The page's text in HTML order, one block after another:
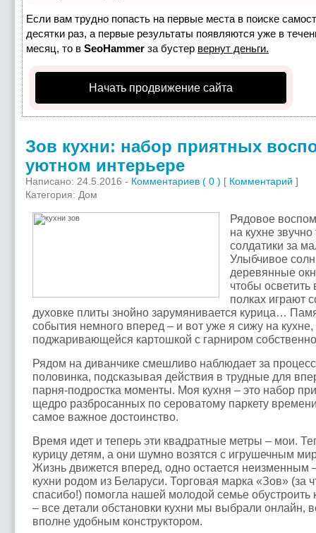
Если вам трудно попасть на первые места в поиске
десятки раз, а первые результаты появляются уже в
месяц, то в SeoHammer за бустер вернут деньги.
Начать продвижение сайта
Зов кухни: набор приятных
уютном интерьере
Написано: 24.5.2016 - Комментариев ( 0 ) [ Комментарий ]
Категория: Дом
Рядовое
на кухне
солдатики за
Улыбчивое
деревянные
чтобы
полках играют
духовке плиты знойно зарумянивается курица…
события немного вперед – и вот уже я сижу на
поджаривающейся картошкой с гарниром
Рядом на диванчике смешливо наблюдает за
половинка, подсказывая действия в трудные для
парня-подростка моменты. Моя кухня – это набор
щедро разбросанных по сероватому паркету
самое важное достоинство.
Время идет и теперь эти квадратные метры – мои.
курицу детям, а они шумно возятся с игрушечным
Жизнь движется вперед, одно остается неизменным
кухни родом из Беларуси. Торговая марка «Зов» (за
спасибо!) помогла нашей молодой семье обустроить
– все детали обстановки кухни мы выбрали онлайн,
вполне удобным конструктором.